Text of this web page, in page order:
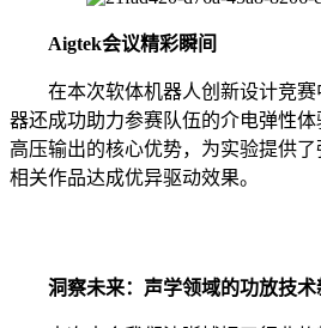
Aigtek会议精彩瞬间
在本次软体机器人创新设计竞赛
器还成功助力参赛队伍的介电弹性
高压输出的核心优势，为实验提供
相关作品达成优异驱动效果。
洞察未来：声学领域的功放技术